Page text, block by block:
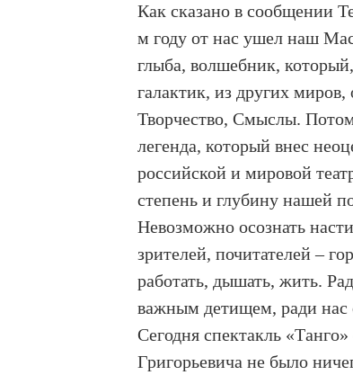
Как сказано в сообщении
м году от нас ушел наш
глыба, волшебник,
галактик, из других
Творчество, Смыслы.
легенда, который внес
российской и мировой
степень и глубину нашей
Невозможно осознать
зрителей, почитателей –
работать, дышать, жить.
важным детищем, ради нас
Сегодня спектакль
Григорьевича не было